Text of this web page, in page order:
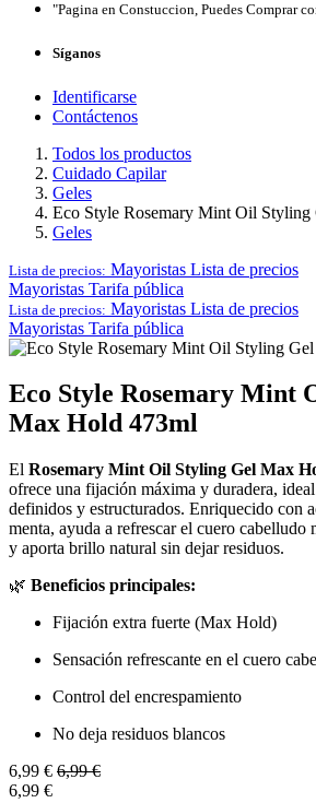
"Pagina en Constuccion, Puedes Comprar
Síganos
Identificarse
Contáctenos
Todos los productos
Cuidado Capilar
Geles
Eco Style Rosemary Mint Oil
Geles
Lista de precios: Mayoristas Lista de precios
Mayoristas Tarifa pública
Lista de precios: Mayoristas Lista de precios
Mayoristas Tarifa pública
Eco Style Rosemary Mint
Max Hold 473ml
El Rosemary Mint Oil Styling Gel Max
ofrece una fijación máxima y duradera,
definidos y estructurados. Enriquecido con
menta, ayuda a refrescar el cuero cabelludo
y aporta brillo natural sin dejar residuos.
🌿 Beneficios principales:
Fijación extra fuerte (Max Hold)
Sensación refrescante en el cuero
Control del encrespamiento
No deja residuos blancos
6,99 € 6,99€
6,99 €